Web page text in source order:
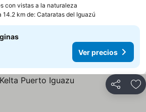
con vistas a la naturaleza
14.2 km de: Cataratas del Iguazú
Ver precios
Compartir